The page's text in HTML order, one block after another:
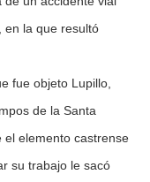
en la que resultó
fue objeto Lupillo,
de la Santa
el elemento castrense
su trabajo le sacó